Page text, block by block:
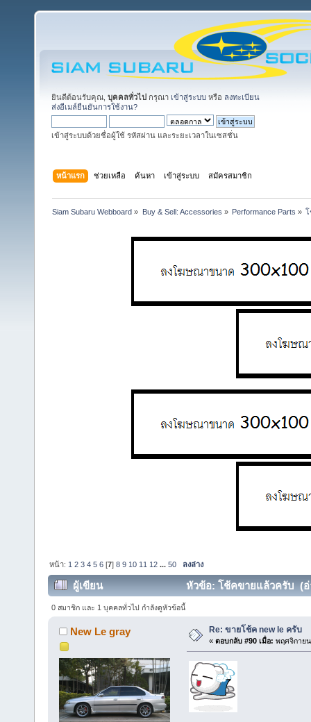
ยินดีต้อนรับคุณ, บุคคลทั่วไป กรุณา เข้าสู่ระบบ หรือ ลงทะเบียน
ส่งอีเมล์ยืนยันการใช้งาน?
เข้าสู่ระบบด้วยชื่อผู้ใช้ รหัสผ่าน และระยะเวลาในเซสชั่น
หน้าแรก ช่วยเหลือ ค้นหา เข้าสู่ระบบ สมัครสมาชิก
Siam Subaru Webboard » Buy & Sell: Accessories » Performance Parts »
หน้า: 1 2 3 4 5 6 [7]8 9 10 11 12 ...50 ลงล่าง
ผู้เขียน หัวข้อ: โช้คขายแล้วครับ (อ่
0 สมาชิก และ 1 บุคคลทั่วไป กำลังดูหัวข้อนี้
New Le gray Re: ขายโช้ค new le ครับ
« ตอบกลับ #90 เมื่อ: พฤศจิกาย